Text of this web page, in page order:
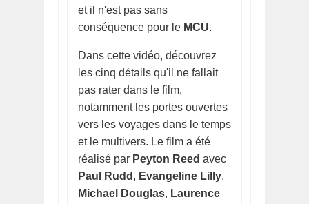
et il n'est pas sans
conséquence pour le MCU.
Dans cette vidéo, découvrez
les cinq détails qu'il ne fallait
pas rater dans le film,
notamment les portes ouvertes
vers les voyages dans le temps
et le multivers. Le film a été
réalisé par Peyton Reed avec
Paul Rudd , Evangeline Lilly,
Michael Douglas, Laurence